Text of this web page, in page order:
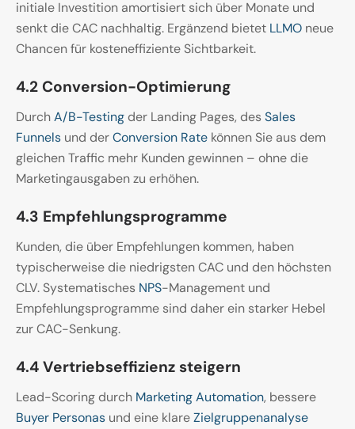
initiale Investition amortisiert sich über Monate und
senkt die CAC nachhaltig. Ergänzend bietet LLMO neue
Chancen für kosteneffiziente Sichtbarkeit.
4.2 Conversion-Optimierung
DurchA/B-Testingder Landing Pages, desSales
Funnels und derConversion Rate können Sie aus dem
gleichen Traffic mehr Kunden gewinnen – ohne die
Marketingausgaben zu erhöhen.
4.3 Empfehlungsprogramme
Kunden, die über Empfehlungen kommen, haben
typischerweise die niedrigsten CAC und den höchsten
CLV. Systematisches NPS-Management und
Empfehlungsprogramme sind daher ein starker Hebel
zur CAC-Senkung.
4.4 Vertriebseffizienz steigern
Lead-Scoring durch Marketing Automation, bessere
Buyer Personas und eine klareZielgruppenanalyse